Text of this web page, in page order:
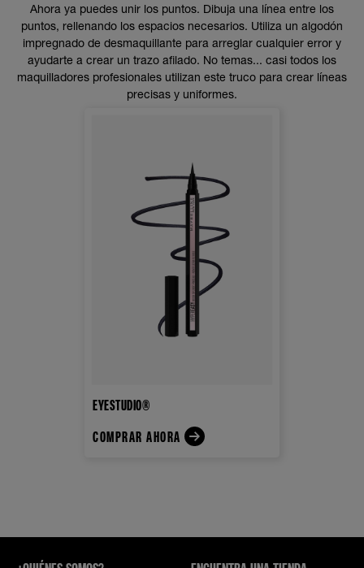
Ahora ya puedes unir los puntos. Dibuja una línea entre los
puntos, rellenando los espacios necesarios. Utiliza un algodón
impregnado de desmaquillante para arreglar cualquier error y
ayudarte a crear un trazo afilado. No temas... casi todos los
maquilladores profesionales utilizan este truco para crear líneas
precisas y uniformes.
EYESTUDIO®
COMPRAR AHORA